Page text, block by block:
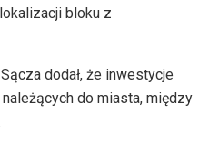
bloku z
dodał, że inwestycje
do miasta, między